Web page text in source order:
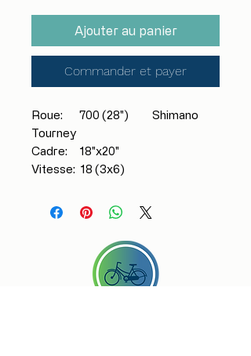
Ajouter au panier
Commander et payer
Roue: 700 (28") Shimano
Tourney
Cadre: 18"x20"
Vitesse: 18 (3x6)